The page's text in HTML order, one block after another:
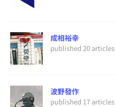
成相裕幸
published 20 articles
波野發作
published 17 articles